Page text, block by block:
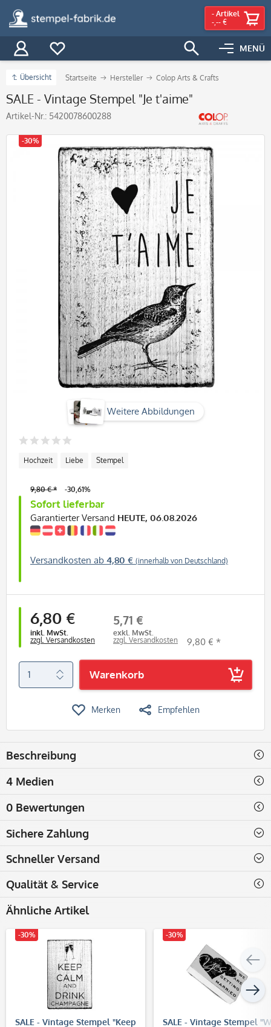
MENÜ
- Artikel
-,-- €
Übersicht Startseite Hersteller Colop Arts & Crafts
SALE - Vintage Stempel "Je t'aime"
Artikel-Nr.: 5420078600288
Weitere Abbildungen
-30%
Hochzeit Liebe Stempel
Sofort lieferbar
Garantierter Versand HEUTE, 06.08.2026
Versandkosten ab 4,80 € (innerhalb von Deutschland)
9,80 € * -30,61%
6,80 €
inkl. MwSt.
zzgl. Versandkosten
5,71 €
exkl. MwSt.
zzgl. Versandkosten
9,80 € *
Warenkorb
Merken Empfehlen
Beschreibung
4 Medien
0 Bewertungen
Sichere Zahlung
Schneller Versand
Qualität & Service
Ähnliche Artikel
-30%
SALE - Vintage Stempel "Keep
-30%
SALE - Vintage Stempel